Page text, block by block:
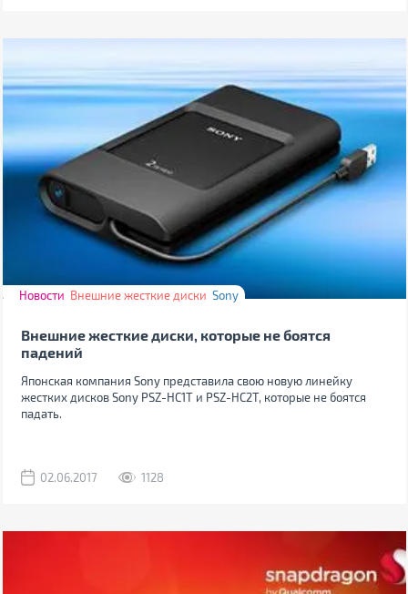
Новости Внешние жесткие диски Sony
Внешние жесткие диски, которые не боятся
падений
Японская компания Sony представила свою новую линейку
жестких дисков Sony PSZ-HC1T и PSZ-HC2T, которые не боятся
падать.
02.06.2017 1128